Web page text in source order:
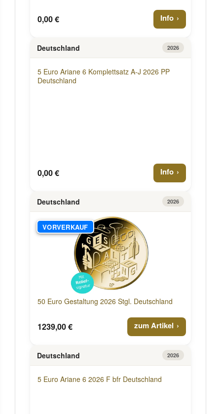
0,00 € Info
Deutschland 2026
5 Euro Ariane 6 Komplettsatz A-J 2026 PP
Deutschland
0,00 € Info
Deutschland 2026
VORVERKAUF
50 Euro Gestaltung 2026 Stgl. Deutschland
1239,00 € zum Artikel
Deutschland 2026
5 Euro Ariane 6 2026 F bfr Deutschland